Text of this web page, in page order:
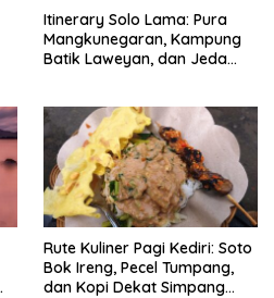
Itinerary Solo Lama: Pura
Mangkunegaran, Kampung
Batik Laweyan, dan Jeda
Rute Kuliner Pagi Kediri: Soto
Bok Ireng, Pecel Tumpang,
dan Kopi Dekat Simpang